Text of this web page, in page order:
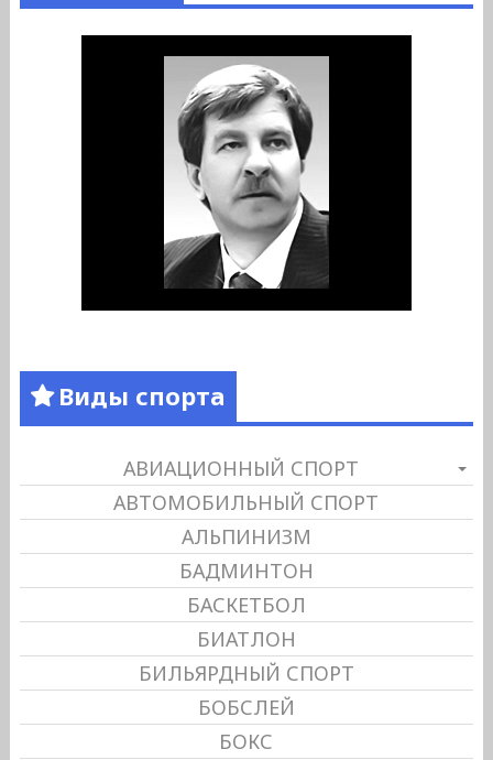
Виды спорта
АВИАЦИОННЫЙ СПОРТ
АВТОМОБИЛЬНЫЙ СПОРТ
АЛЬПИНИЗМ
БАДМИНТОН
БАСКЕТБОЛ
БИАТЛОН
БИЛЬЯРДНЫЙ СПОРТ
БОБСЛЕЙ
БОКС